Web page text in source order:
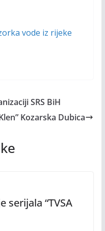
vode iz rijeke
SRS BiH
Kozarska Dubica
serijala “TVSA